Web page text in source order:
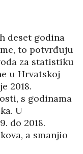
deset godina
to potvrđuju
za statistiku
u Hrvatskoj
2018.
s godinama
U
do 2018.
a smanjio